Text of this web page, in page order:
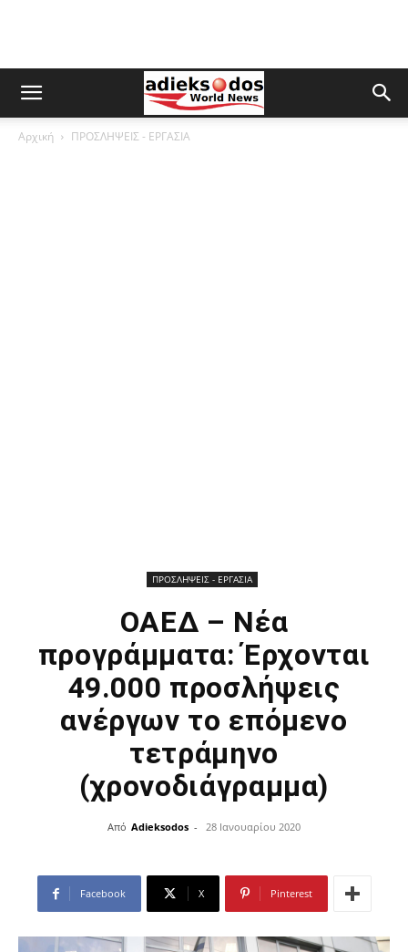
Αρχική ΠΡΟΣΛΗΨΕΙΣ - ΕΡΓΑΣΙΑ
ΠΡΟΣΛΗΨΕΙΣ - ΕΡΓΑΣΙΑ
ΟΑΕΔ – Νέα
προγράμματα: Έρχονται
49.000 προσλήψεις
ανέργων το επόμενο
τετράμηνο
(χρονοδιάγραμμα)
Από Adieksodos - 28 Ιανουαρίου 2020
Facebook X Pinterest